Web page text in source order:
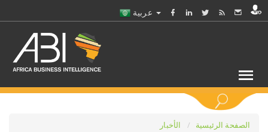
الصفحة الرئيسية
الأخبار